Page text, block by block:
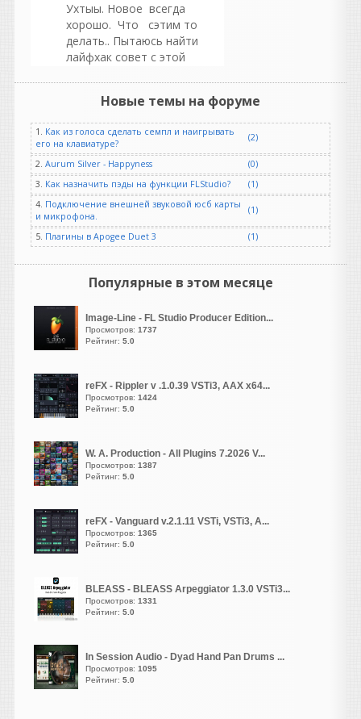
Ухтыы. Новое всегда
хорошо. Что сэтим то
делать.. Пытаюсь найти
лайфхак совет с этой
ютубе найдется..
guter
написал 06.08.2026 в
NOSTALGIA REBORN20TH
ANNIVERSARY EDITION OF
ONE OF THE MOST
POPULAR AND ENDURING
SAMPLE LIBRARIES EVER
MADE
Возрождение Ностальгии |
Скоро...
Отмечая двадцатилетие
существования в качестве
одной из самых популярных
и долговечных библиотек
Nostalgia возвращается в
специальном юбилейном
издании, посвященном 20-
летию.
vangog171
написал 06.08.2026 в23:02
Хоь и стоит у
меня-
И-
DirectX End-User
Runtime.
Но такой баг впервые у
как то в старой 10 еще все
спокойно рабаотала эта
библиотека и сразу
Новые темы на форуме
1. Как из голоса сделать семпл и наигрывать
его на клавиатуре?
(2)
2. Aurum Silver - Happyness
(0)
3. Как назначить пэды на функции FLStudio?
(1)
4. Подключение внешней звуковой юсб карты
и микрофона.
(1)
5. Плагины в Apogee Duet 3 (1)
Популярные в этом месяце
Image-Line - FL Studio Producer Edition...
Просмотров: 1737
Рейтинг: 5.0
reFX - Rippler v .1.0.39 VSTi3, AAX x64...
Просмотров: 1424
Рейтинг: 5.0
W. A. Production - All Plugins 7.2026 V...
Просмотров: 1387
Рейтинг: 5.0
reFX - Vanguard v.2.1.11 VSTi, VSTi3, A...
Просмотров: 1365
Рейтинг: 5.0
BLEASS - BLEASS Arpeggiator 1.3.0 VSTi3...
Просмотров: 1331
Рейтинг: 5.0
In Session Audio - Dyad Hand Pan Drums ...
Просмотров: 1095
Рейтинг: 5.0